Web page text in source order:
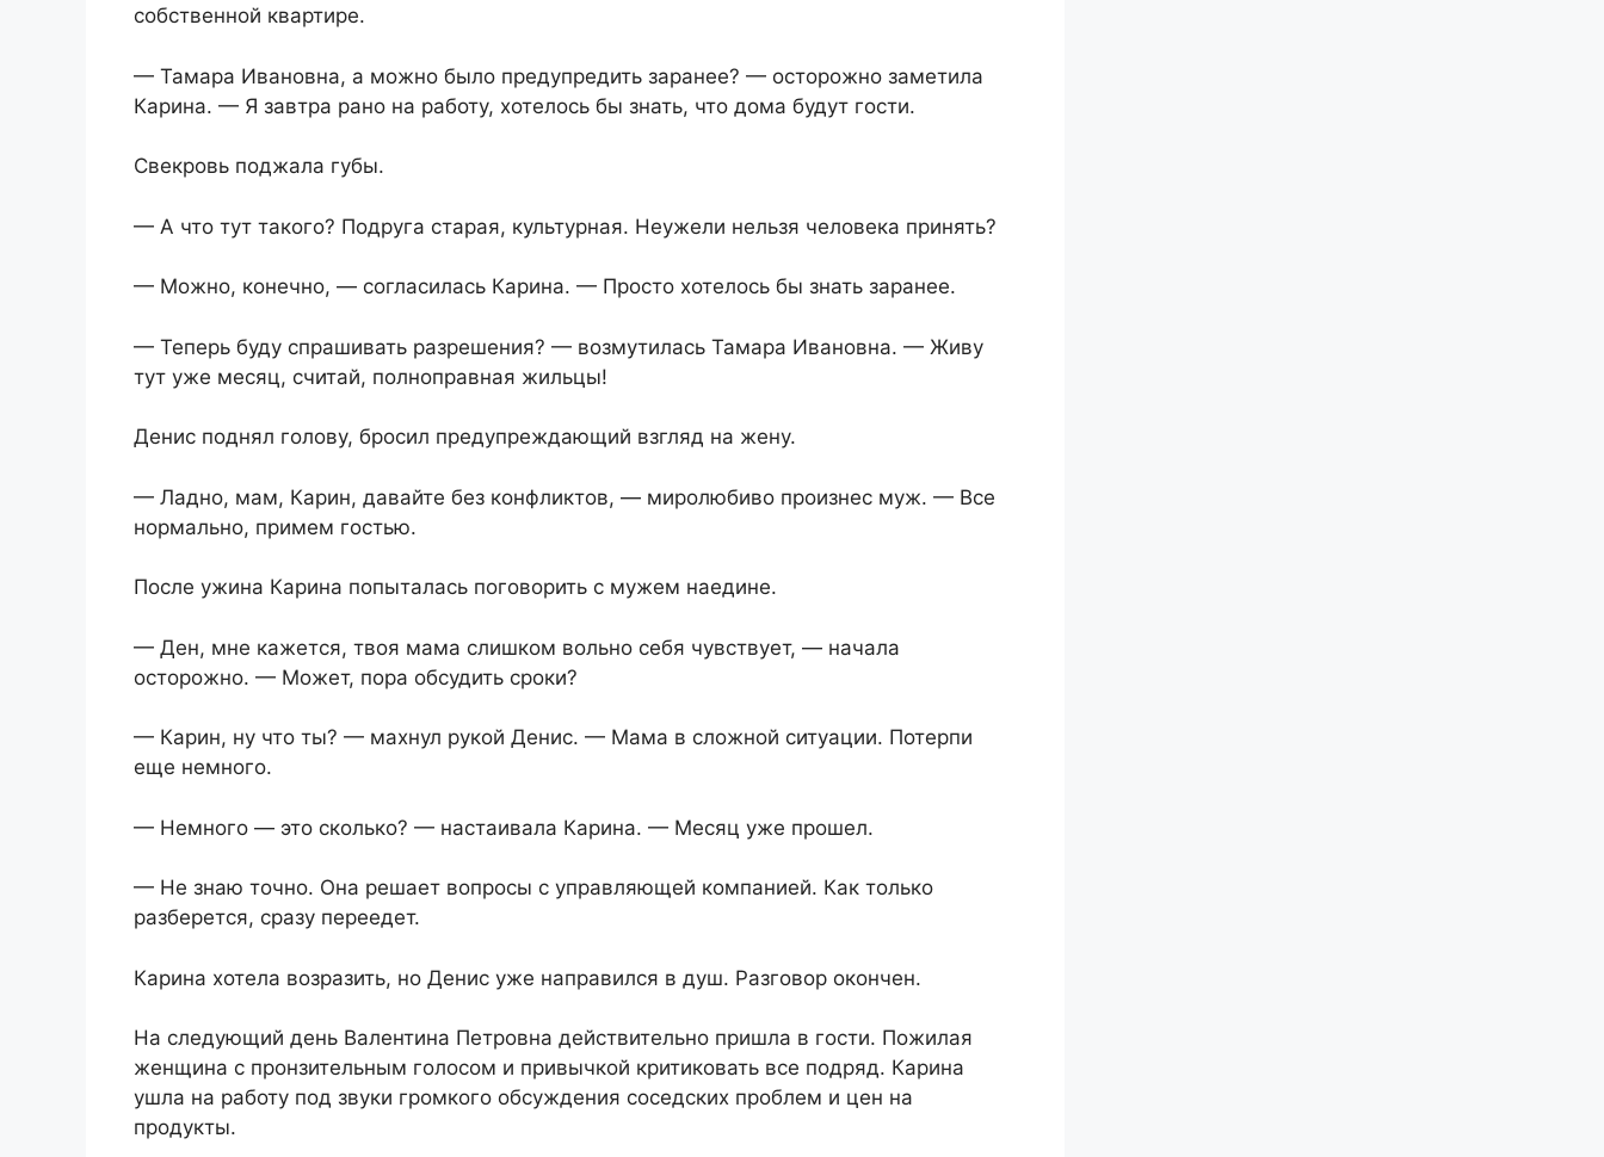
собственной квартире.
— Тамара Ивановна, а можно было предупредить заранее? — осторожно заметила
Карина. — Я завтра рано на работу, хотелось бы знать, что дома будут гости.
Свекровь поджала губы.
— А что тут такого? Подруга старая, культурная. Неужели нельзя человека принять?
— Можно, конечно, — согласилась Карина. — Просто хотелось бы знать заранее.
— Теперь буду спрашивать разрешения? — возмутилась Тамара Ивановна. — Живу
тут уже месяц, считай, полноправная жильцы!
Денис поднял голову, бросил предупреждающий взгляд на жену.
— Ладно, мам, Карин, давайте без конфликтов, — миролюбиво произнес муж. — Все
нормально, примем гостью.
После ужина Карина попыталась поговорить с мужем наедине.
— Ден, мне кажется, твоя мама слишком вольно себя чувствует, — начала
осторожно. — Может, пора обсудить сроки?
— Карин, ну что ты? — махнул рукой Денис. — Мама в сложной ситуации. Потерпи
еще немного.
— Немного — это сколько? — настаивала Карина. — Месяц уже прошел.
— Не знаю точно. Она решает вопросы с управляющей компанией. Как только
разберется, сразу переедет.
Карина хотела возразить, но Денис уже направился в душ. Разговор окончен.
На следующий день Валентина Петровна действительно пришла в гости. Пожилая
женщина с пронзительным голосом и привычкой критиковать все подряд. Карина
ушла на работу под звуки громкого обсуждения соседских проблем и цен на
продукты.